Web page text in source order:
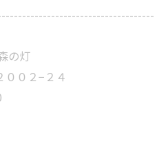
の灯
００２−２４